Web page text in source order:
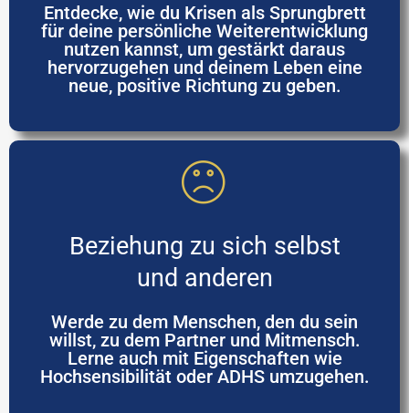
Entdecke, wie du Krisen als Sprungbrett
für deine persönliche Weiterentwicklung
nutzen kannst, um gestärkt daraus
hervorzugehen und deinem Leben eine
neue, positive Richtung zu geben.
Beziehung zu sich selbst
und anderen
Werde zu dem Menschen, den du sein
willst, zu dem Partner und Mitmensch.
Lerne auch mit Eigenschaften wie
Hochsensibilität oder ADHS umzugehen.